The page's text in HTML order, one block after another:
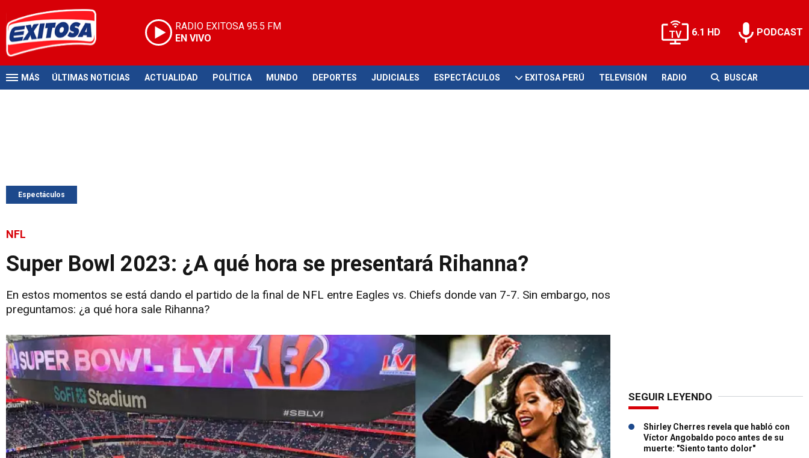
RADIO EXITOSA 95.5 FM
EN VIVO
6.1 HD PODCAST
MÁS ÚLTIMAS NOTICIAS ACTUALIDAD POLÍTICA MUNDO DEPORTES JUDICIALES ESPECTÁCULOS EXITOSA PERÚ TELEVISIÓN RADIO BUSCAR
Espectáculos
NFL
Super Bowl 2023: ¿A qué hora se presentará Rihanna?
En estos momentos se está dando el partido de la final de NFL entre Eagles vs. Chiefs donde van 7-7. Sin embargo, nos
preguntamos: ¿a qué hora sale Rihanna?
SEGUIR LEYENDO
Shirley Cherres revela que habló con
Víctor Angobaldo poco antes de su
muerte: "Siento tanto dolor"